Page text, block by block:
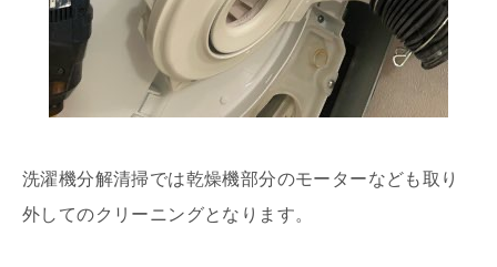
洗濯機分解清掃では乾燥機部分のモーターなども取り
外してのクリーニングとなります。